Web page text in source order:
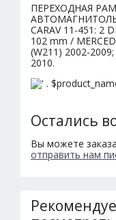
ПЕРЕХОДНАЯ
CARAV 11-451: 2
102 mm /
(W211) 2002-
2010.
Остались
Вы можете
отправить нам